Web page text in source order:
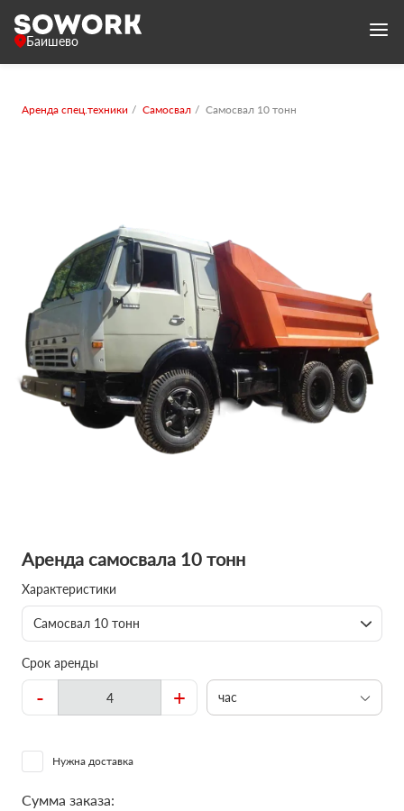
Баишево
Аренда спец.техники Самосвал Самосвал 10 тонн
Аренда самосвала 10 тонн
Характеристики
Самосвал 10 тонн
Срок аренды
- + час
Нужна доставка
Сумма заказа: